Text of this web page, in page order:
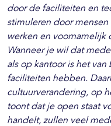
door de faciliteiten en
stimuleren door
werken en voornamelijk
Wanneer je wil dat
als op kantoor is het
faciliteiten hebben.
cultuurverandering, op
toont dat je open staat
handelt, zullen veel